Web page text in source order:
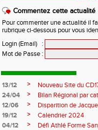
Commentez cette actualité
Pour commenter une actualité il
rubrique ci-dessous pour vous
Login (Email)
:
Mot de Passe :
13/12 >
Nouveau Site du
24/04
>
Bilan Régional par
12/06
>
Disparition de
19/12
>
Calendrier 2024
04/12
>
Défi Athlé Forme